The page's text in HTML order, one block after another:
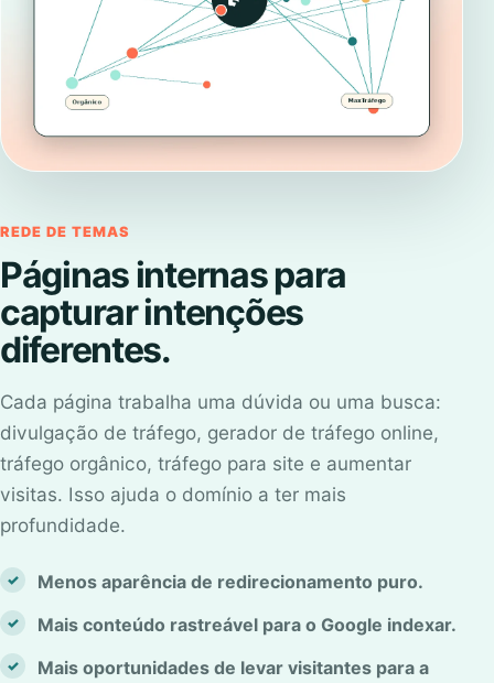
REDE DE TEMAS
Páginas internas para
capturar intenções
diferentes.
Cada página trabalha uma dúvida ou uma busca:
divulgação de tráfego, gerador de tráfego online,
tráfego orgânico, tráfego para site e aumentar
visitas. Isso ajuda o domínio a ter mais
profundidade.
Menos aparência de redirecionamento puro.
Mais conteúdo rastreável para o Google indexar.
Mais oportunidades de levar visitantes para a